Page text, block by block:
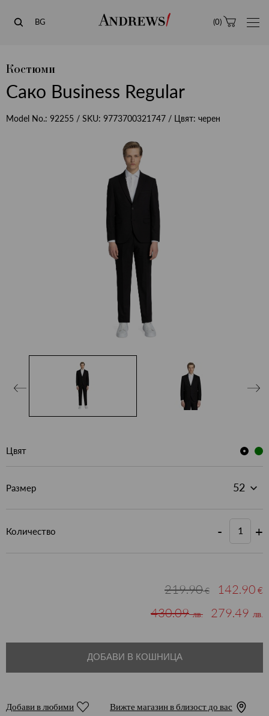
Andrews
BG (0)
Костюми
Сако Business Regular
Model No.: 92255 / SKU: 9773700321747 / Цвят: черен
Цвят
Размер
Количество - +
219.90€ 142.90 €
430.09лв. 279.49 лв.
ДОБАВИ В КОШНИЦА
Добави в любими Вижте магазин в близост до вас